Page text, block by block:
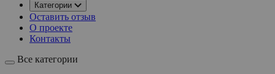
Категории
Оставить отзыв
О проекте
Контакты
Все категории